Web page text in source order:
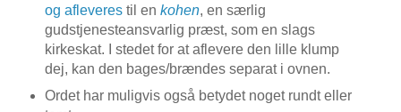
og afleverestil en kohen, en særlig
gudstjenesteansvarlig præst, som en slags
kirkeskat. I stedet for at aflevere den lille klump
dej, kan den bages/brændes separat i ovnen.
Ordet har muligvis også betydet noget rundt eller